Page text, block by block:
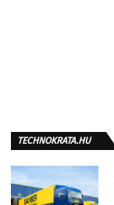
TECHNOKRATA.HU